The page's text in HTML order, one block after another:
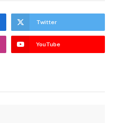
Twitter
YouTube